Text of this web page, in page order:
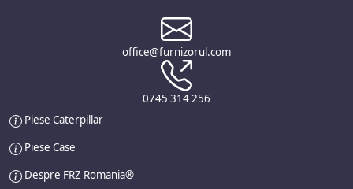
office@furnizorul.com
0745 314 256
Piese Caterpillar
Piese Case
Despre FRZ Romania®